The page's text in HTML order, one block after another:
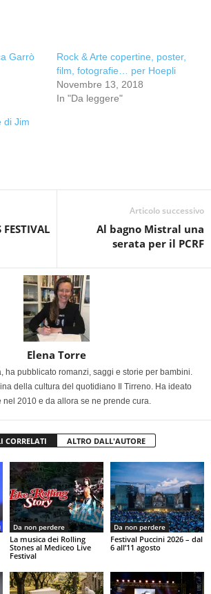
Garrò
Rock & Arte copertine, poster,
film, fotografie… per Hoepli
Novembre 13, 2018
In "Da leggere"
di Jim
Articolo successivo
Al bagno Mistral una
serata per il PCRF
Elena Torre
ha pubblicato romanzi, saggi e storie per bambini.
della cultura del quotidiano Il Tirreno. Ha ideato
nel 2010 e da allora se ne prende cura.
CORRELATI ALTRO DALL'AUTORE
Da non perdere
La musica dei Rolling
Stones al Mediceo Live
Festival
Da non perdere
Festival Puccini 2026 – dal
6 all’11 agosto